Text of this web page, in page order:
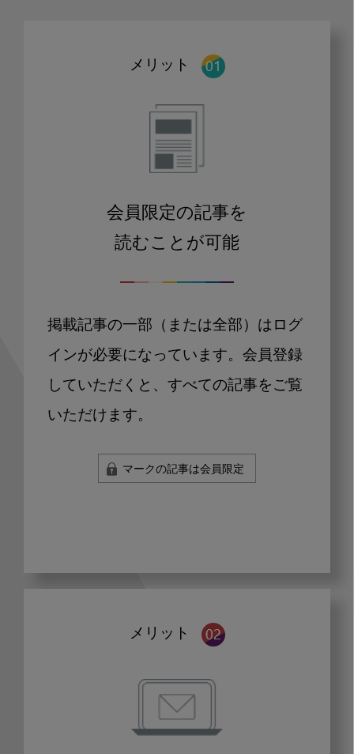
メリット
会員限定の記事を
読むことが可能
掲載記事の一部（または全部）はログ
インが必要になっています。会員登録
していただくと、すべての記事をご覧
いただけます。
マークの記事は会員限定
メリット